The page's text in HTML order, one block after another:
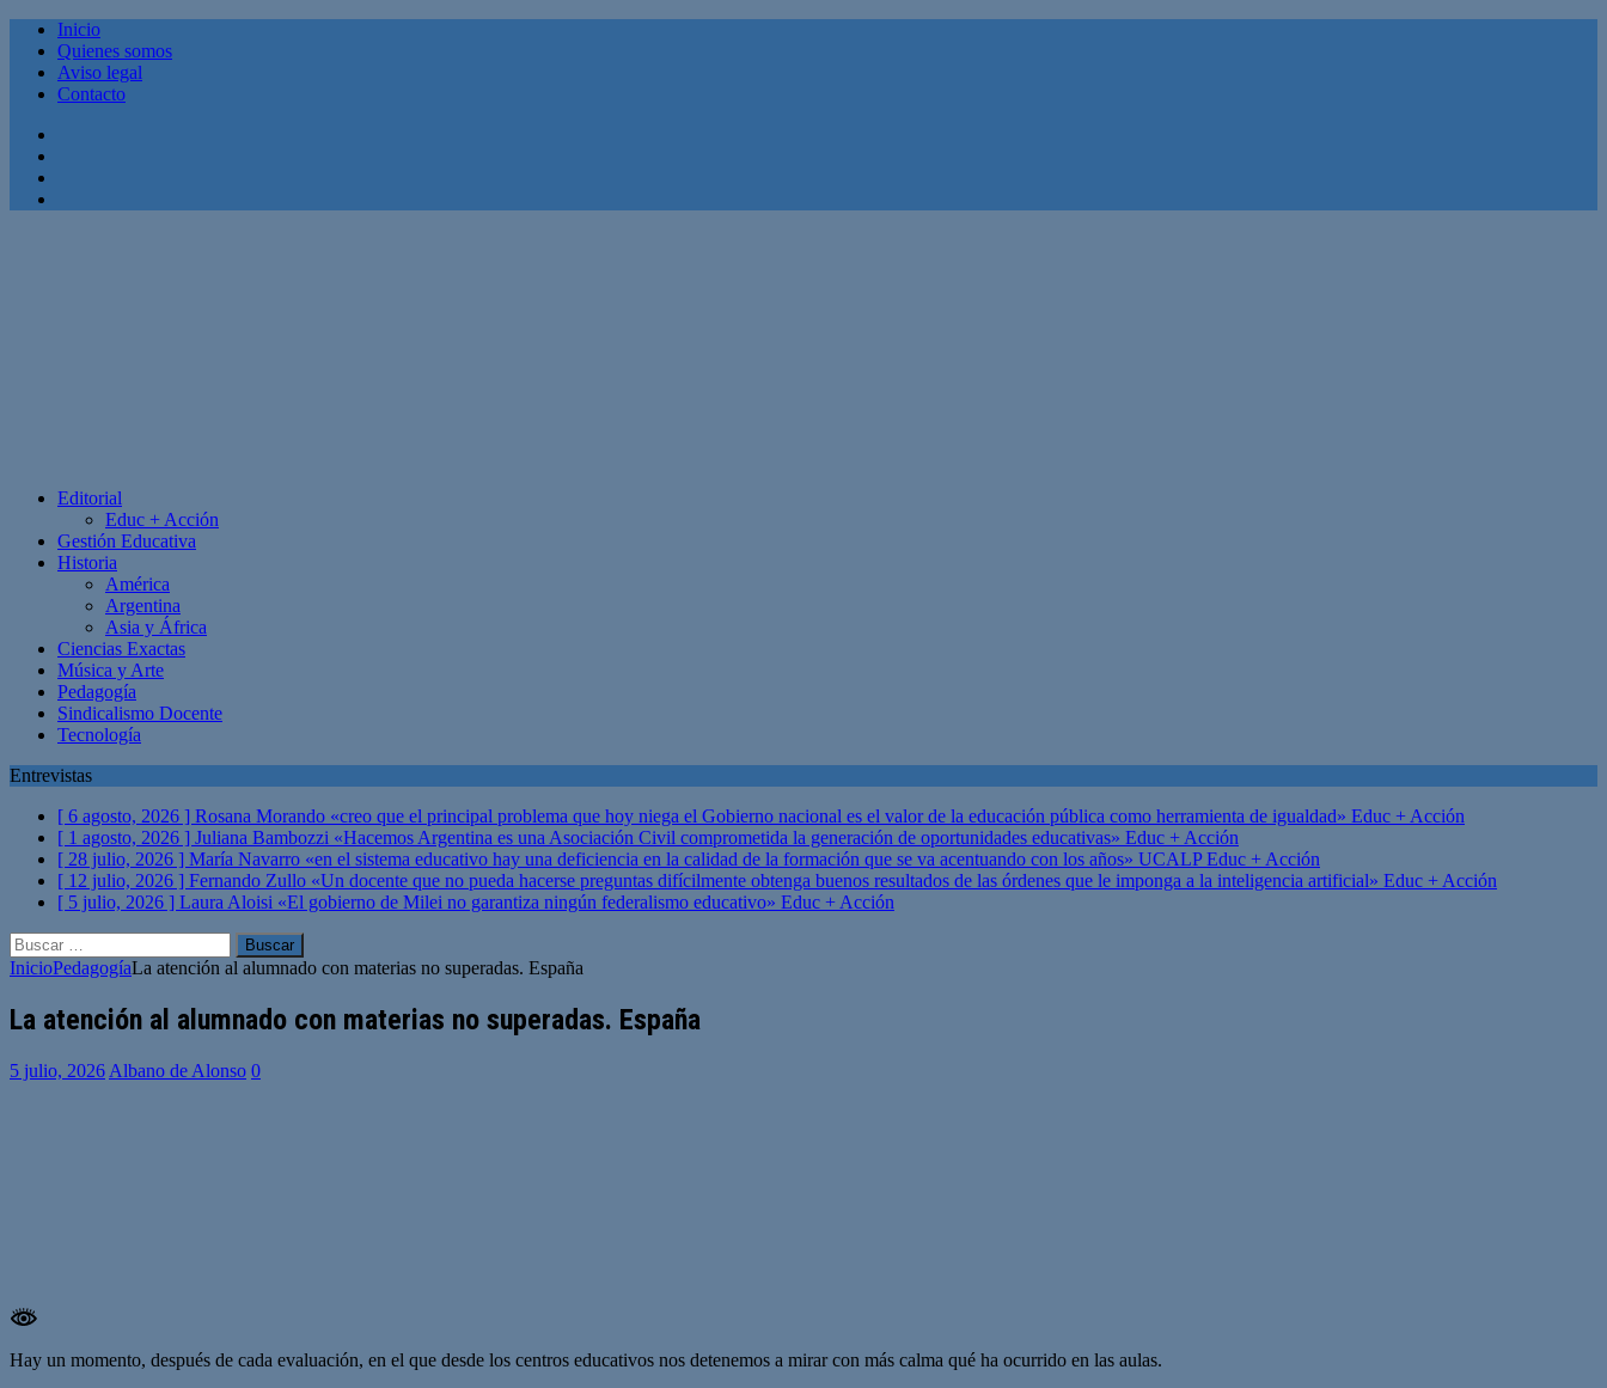
Inicio
Quienes somos
Aviso legal
Contacto
Editorial
Educ + Acción
Gestión Educativa
Historia
América
Argentina
Asia y África
Ciencias Exactas
Música y Arte
Pedagogía
Sindicalismo Docente
Tecnología
Entrevistas
[ 6 agosto, 2026 ] Rosana Morando «creo que el principal problema que hoy niega el Gobierno nacional es el valor de la educación pública como herramienta de igualdad» Educ + Acción
[ 1 agosto, 2026 ] Juliana Bambozzi «Hacemos Argentina es una Asociación Civil comprometida la generación de oportunidades educativas» Educ + Acción
[ 28 julio, 2026 ] María Navarro «en el sistema educativo hay una deficiencia en la calidad de la formación que se va acentuando con los años» UCALPEduc + Acción
[ 12 julio, 2026 ] Fernando Zullo «Un docente que no pueda hacerse preguntas difícilmente obtenga buenos resultados de las órdenes que le imponga a la inteligencia artificial» Educ + Acción
[ 5 julio, 2026 ] Laura Aloisi «El gobierno de Milei no garantiza ningún federalismo educativo» Educ + Acción
Buscar:
InicioPedagogíaLa atención al alumnado con materias no superadas. España
La atención al alumnado con materias no superadas. España
5 julio, 2026 Albano de Alonso 0
Hay un momento, después de cada evaluación, en el que desde los centros educativos nos detenemos a mirar con más calma qué ha ocurrido en las aulas.